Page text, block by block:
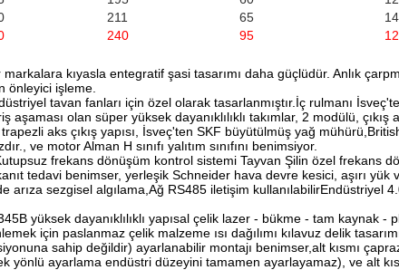
211 65
14
240 95 12
markalara kıyasla entegratif şasi tasarımı daha güçlüdür. Anlık
önleyici işleme.
tavan fanları için özel olarak tasarlanmıştır.İç rulmanı
aşaması olan süper yüksek dayanıklılıklı takımlar, 2 modülü,
aks çıkış yapısı, İsveç'ten SKF büyütülmüş yağ
ve motor Alman H sınıfı yalıtım sınıfını benimsiyor.
frekans dönüşüm kontrol sistemi Tayvan Şilin özel frekans
tedavi benimser, yerleşik Schneider hava devre kesici, aşırı yük
arıza sezgisel algılama,Ağ RS485 iletişim kullanılabilirEndüstriyel
yüksek dayanıklılıklı yapısal çelik lazer - bükme - tam kaynak
için paslanmaz çelik malzeme ısı dağılımı kılavuz delik
sahip değildir) ayarlanabilir montajı benimser,alt kısmı
yönlü ayarlama endüstri düzeyini tamamen ayarlayamaz), ve alt